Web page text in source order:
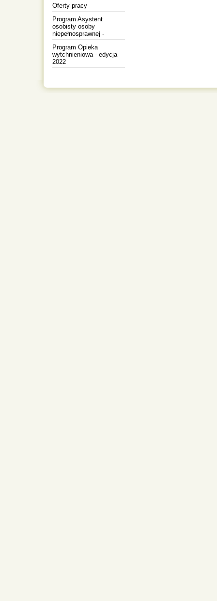
Oferty pracy
Program Asystent
osobisty osoby
niepełnosprawnej -
Program Opieka
wytchnieniowa - edycja
2022